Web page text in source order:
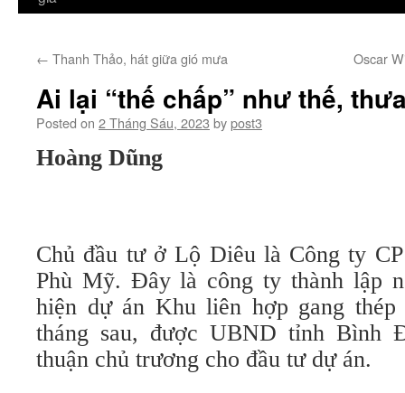
← Thanh Thảo, hát giữa gió mưa Oscar
Ai lại “thế chấp” như thế,
Posted on 2 Tháng Sáu, 2023 bypost3
Hoàng Dũng
Chủ đầu tư ở Lộ Diêu là Công ty
Phù Mỹ. Đây là công ty thành lập
hiện dự án Khu liên hợp gang
tháng sau, được UBND tỉnh Bình
thuận chủ trương cho đầu tư dự án.